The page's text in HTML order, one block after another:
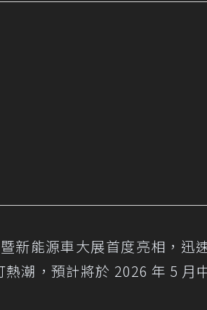
新能源車大展首度亮相，迅
潮，預計將於 2026 年 5 月